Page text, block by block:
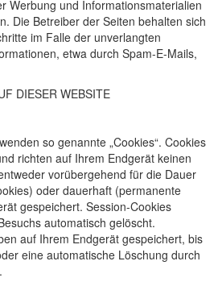
Werbung und Informationsmaterialien
Die Betreiber der Seiten behalten sich
im Falle der unverlangten
etwa durch Spam-E-Mails,
DIESER WEBSITE
so genannte „Cookies“. Cookies
richten auf Ihrem Endgerät keinen
vorübergehend für die Dauer
oder dauerhaft (permanente
gespeichert. Session-Cookies
automatisch gelöscht.
auf Ihrem Endgerät gespeichert, bis
eine automatische Löschung durch